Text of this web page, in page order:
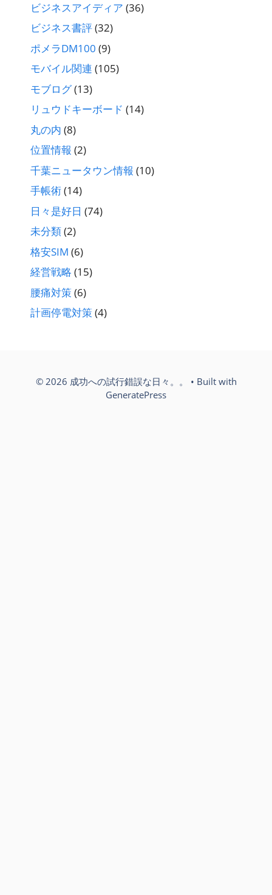
ビジネスアイディア (36)
ビジネス書評(32)
ポメラDM100 (9)
モバイル関連 (105)
モブログ(13)
リュウドキーボード (14)
丸の内 (8)
位置情報 (2)
千葉ニュータウン情報 (10)
手帳術(14)
日々是好日 (74)
未分類(2)
格安SIM (6)
経営戦略 (15)
腰痛対策 (6)
計画停電対策 (4)
© 2026 成功への試行錯誤な日々。。
• Built with
GeneratePress